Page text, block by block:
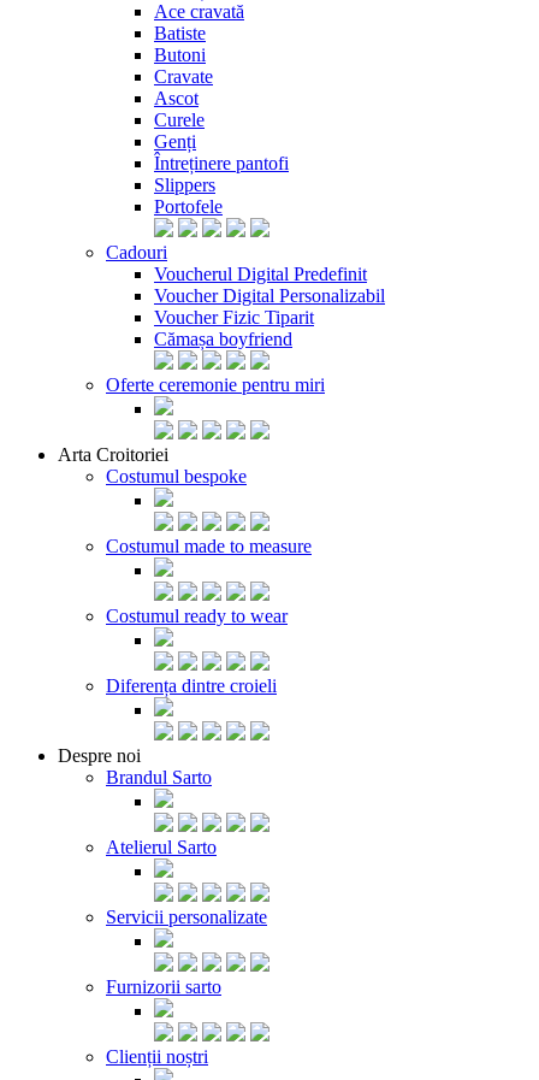
Ace cravată
Batiste
Butoni
Cravate
Ascot
Curele
Genți
Întreținere pantofi
Slippers
Portofele
Cadouri
Voucherul Digital Predefinit
Voucher Digital Personalizabil
Voucher Fizic Tiparit
Cămașa boyfriend
Oferte ceremonie pentru miri
Arta Croitoriei
Costumul bespoke
Costumul made to measure
Costumul ready to wear
Diferența dintre croieli
Despre noi
Brandul Sarto
Atelierul Sarto
Servicii personalizate
Furnizorii sarto
Clienții noștri